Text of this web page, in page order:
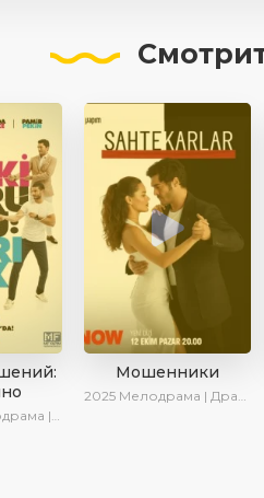
| Комедия
Мошенники
2025 Мелодрама | Драма | Ирина Котова | AlisaDirilis | Новинки | Сериалы 2025